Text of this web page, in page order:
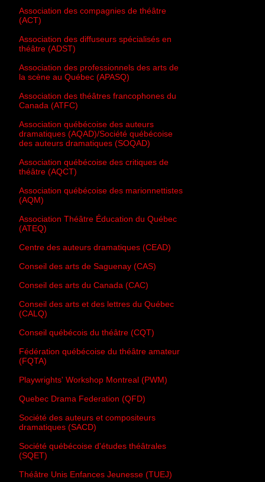
Association des compagnies de théâtre
(ACT)
Association des diffuseurs spécialisés en
théâtre (ADST)
Association des professionnels des arts de
la scène au Québec (APASQ)
Association des théâtres francophones du
Canada (ATFC)
Association québécoise des auteurs
dramatiques (AQAD)/Société québécoise
des auteurs dramatiques (SOQAD)
Association québécoise des critiques de
théâtre (AQCT)
Association québécoise des marionnettistes
(AQM)
Association Théâtre Éducation du Québec
(ATEQ)
Centre des auteurs dramatiques (CEAD)
Conseil des arts de Saguenay (CAS)
Conseil des arts du Canada (CAC)
Conseil des arts et des lettres du Québec
(CALQ)
Conseil québécois du théâtre (CQT)
Fédération québécoise du théâtre amateur
(FQTA)
Playwrights' Workshop Montreal (PWM)
Quebec Drama Federation (QFD)
Société des auteurs et compositeurs
dramatiques (SACD)
Société québécoise d'études théâtrales
(SQET)
Théâtre Unis Enfances Jeunesse (TUEJ)